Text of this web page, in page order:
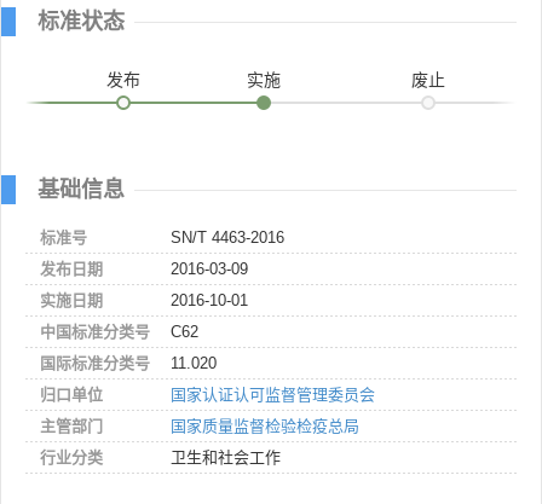
标准状态
发布 实施 废止
基础信息
标准号
SN/T 4463-2016
发布日期
2016-03-09
实施日期
2016-10-01
中国标准分类号
C62
国际标准分类号
11.020
归口单位
国家认证认可监督管理委员会
主管部门
国家质量监督检验检疫总局
行业分类
卫生和社会工作